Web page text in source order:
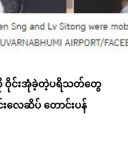
ကို ဝိုင်းအုံခဲ့တဲ့ပရိသတ်တွေ
ေဆိပ် တောင်းပန်